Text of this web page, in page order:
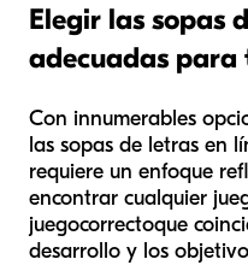
Elegir las sopas
adecuadas para
Con innumerables
las sopas de letras en
requiere un enfoque
encontrar cualquier
juegocorrectoque
desarrollo y los